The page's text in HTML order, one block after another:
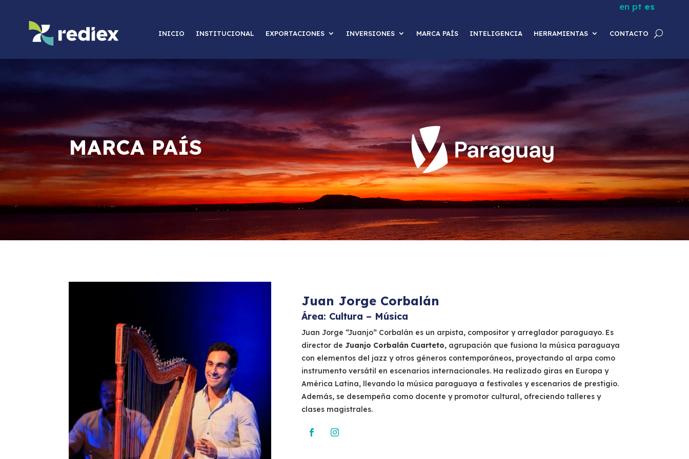
en pt es
INICIO INSTITUCIONAL EXPORTACIONES INVERSIONES MARCA PAÍS INTELIGENCIA HERRAMIENTAS CONTACTO
MARCA PAÍS
Juan Jorge Corbalán
Área: Cultura – Música
Juan Jorge “Juanjo” Corbalán es un arpista, compositor y arreglador paraguayo. Es
director de Juanjo Corbalán Cuarteto, agrupación que fusiona la música paraguaya
con elementos del jazz y otros géneros contemporáneos, proyectando al arpa como
instrumento versátil en escenarios internacionales. Ha realizado giras en Europa y
América Latina, llevando la música paraguaya a festivales y escenarios de prestigio.
Además, se desempeña como docente y promotor cultural, ofreciendo talleres y
clases magistrales.